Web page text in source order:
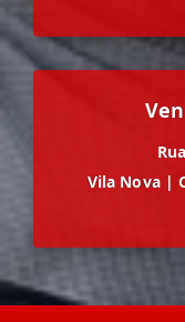
Vila Nova |